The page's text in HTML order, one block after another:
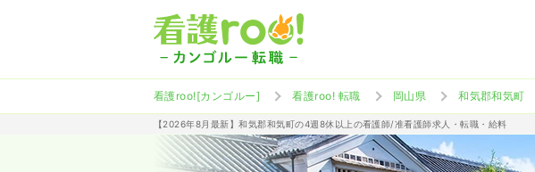
看護roo![カンゴルー] 看護roo! 転職 岡山県 和気郡和気町
【2026年8月最新】和気郡和気町の4週8休以上の看護師/准看護師求人・転職・給料